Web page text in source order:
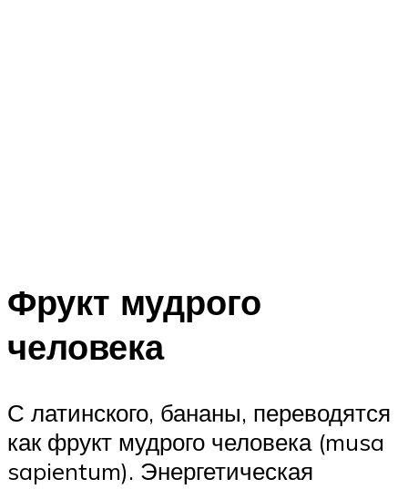
Фрукт мудрого
человека
С латинского, бананы, переводятся
как фрукт мудрого человека (musa
sapientum). Энергетическая